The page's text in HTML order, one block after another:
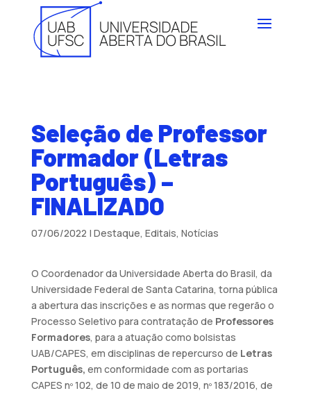
Seleção de Professor
Formador (Letras
Português) –
FINALIZADO
07/06/2022 | Destaque, Editais, Notícias
O Coordenador da Universidade Aberta do Brasil, da
Universidade Federal de Santa Catarina, torna pública
a abertura das inscrições e as normas que regerão o
Processo Seletivo para contratação de Professores
Formadores, para a atuação como bolsistas
UAB/CAPES, em disciplinas de repercurso de Letras
Português, em conformidade com as portarias
CAPES nº 102, de 10 de maio de 2019, nº 183/2016, de